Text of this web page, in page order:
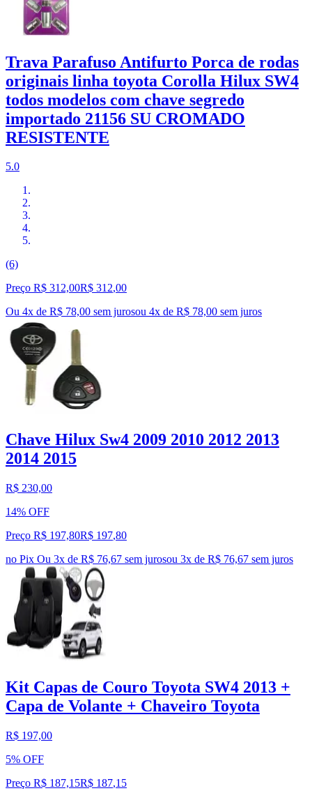
Trava Parafuso Antifurto Porca de rodas
originais linha toyota Corolla Hilux SW4
todos modelos com chave segredo
importado 21156 SU CROMADO
RESISTENTE
5.0
(6)
Preço R$ 312,00R$ 312,00
Ou 4x de R$ 78,00 sem jurosou 4x de R$ 78,00 sem juros
Chave Hilux Sw4 2009 2010 2012 2013
2014 2015
R$ 230,00
14% OFF
Preço R$ 197,80R$ 197,80
no Pix Ou 3x de R$ 76,67 sem jurosou 3x de R$ 76,67 sem juros
Kit Capas de Couro Toyota SW4 2013 +
Capa de Volante + Chaveiro Toyota
R$ 197,00
5% OFF
Preço R$ 187,15R$ 187,15